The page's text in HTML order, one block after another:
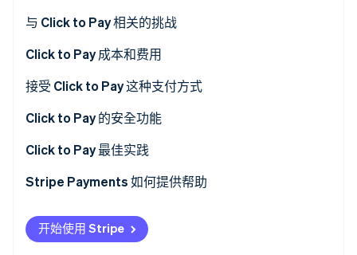
与 Click to Pay 相关的挑战
Click to Pay 成本和费用
一般成本和费用
通过 Stripe 使用 Click to Pay 的成本和费用
其他注意事项
成本管理技巧
接受 Click to Pay 这种支付方式
Click to Pay 的安全功能
安全用户验证
其他安全功能
Click to Pay 安全性的好处
Click to Pay 最佳实践
简化结账流程
强化您的系统
推动增长和参与度
Stripe Payments 如何提供帮助
开始使用 Stripe